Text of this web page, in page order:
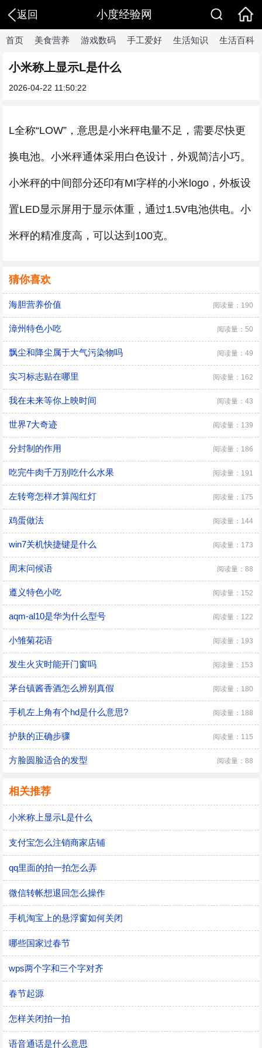
返回 小度经验网
首页 美食营养 游戏数码 手工爱好 生活知识 生活百科
小米称上显示L是什么
2026-04-22 11:50:22
L全称“LOW”，意思是小米秤电量不足，需要尽快更
换电池。小米秤通体采用白色设计，外观简洁小巧。
小米秤的中间部分还印有MI字样的小米logo，外板设
置LED显示屏用于显示体重，通过1.5V电池供电。小
米秤的精准度高，可以达到100克。
猜你喜欢
海胆营养价值 阅读量：190
漳州特色小吃 阅读量：50
飘尘和降尘属于大气污染物吗 阅读量：49
实习标志贴在哪里 阅读量：162
我在未来等你上映时间 阅读量：43
世界7大奇迹 阅读量：139
分封制的作用 阅读量：186
吃完牛肉千万别吃什么水果 阅读量：191
左转弯怎样才算闯红灯 阅读量：175
鸡蛋做法 阅读量：144
win7关机快捷键是什么 阅读量：173
周末问候语 阅读量：88
遵义特色小吃 阅读量：152
aqm-al10是华为什么型号 阅读量：122
小雏菊花语 阅读量：193
发生火灾时能开门窗吗 阅读量：153
茅台镇酱香酒怎么辨别真假 阅读量：180
手机左上角有个hd是什么意思? 阅读量：188
护肤的正确步骤 阅读量：115
方脸圆脸适合的发型 阅读量：88
相关推荐
小米称上显示L是什么
支付宝怎么注销商家店铺
qq里面的拍一拍怎么弄
微信转帐想退回怎么操作
手机淘宝上的悬浮窗如何关闭
哪些国家过春节
wps两个字和三个字对齐
春节起源
怎样关闭拍一拍
语音通话是什么意思